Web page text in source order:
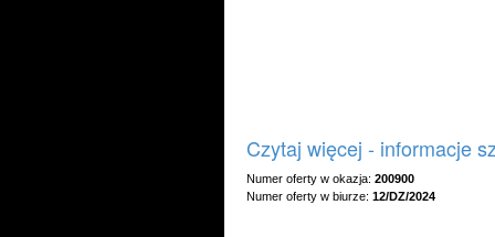
Czytaj więcej - informacje
Numer oferty w okazja: 200900
Numer oferty w biurze: 12/DZ/2024